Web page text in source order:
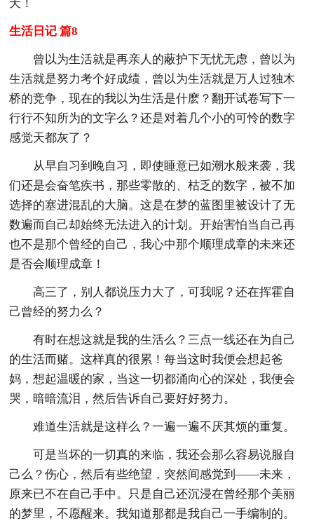
天！
生活日记 篇8
曾以为生活就是再亲人的蔽护下无忧无虑，曾以为
生活就是努力考个好成绩，曾以为生活就是万人过独木
桥的竞争，现在的我以为生活是什麽？翻开试卷写下一
行行不知所为的文字么？还是对着几个小的可怜的数字
感觉天都灰了？
从早自习到晚自习，即使睡意已如潮水般来袭，我
们还是会奋笔疾书，那些零散的、枯乏的数字，被不加
选择的塞进混乱的大脑。这是在梦的蓝图里被设计了无
数遍而自己却始终无法进入的计划。开始害怕当自己再
也不是那个曾经的自己，我心中那个顺理成章的未来还
是否会顺理成章！
高三了，别人都说压力大了，可我呢？还在挥霍自
己曾经的努力么？
有时在想这就是我的生活么？三点一线还在为自己
的生活而赌。这样真的很累！每当这时我便会想起爸
妈，想起温暖的家，当这一切都涌向心的深处，我便会
哭，暗暗流泪，然后告诉自己要好好努力。
难道生活就是这样么？一遍一遍不厌其烦的重复。
可是当坏的一切真的来临，我还会那么容易说服自
己么？伤心，然后有些绝望，突然间感觉到――未来，
原来已不在自己手中。只是自己还沉浸在曾经那个美丽
的梦里，不愿醒来。我知道那都是我自己一手编制的。